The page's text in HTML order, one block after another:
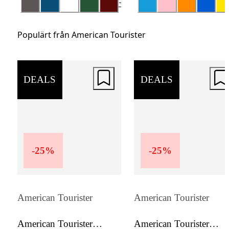
resmål utan ansträngning. Interiören är
genomtänkt med förslutningsbara fack och
tillhörigheter organiserade.
+
Populärt från American Tourister
DEALS
-25%
American Tourister
American Tourister
DEALS
-25%
American Tourister
American Tourister